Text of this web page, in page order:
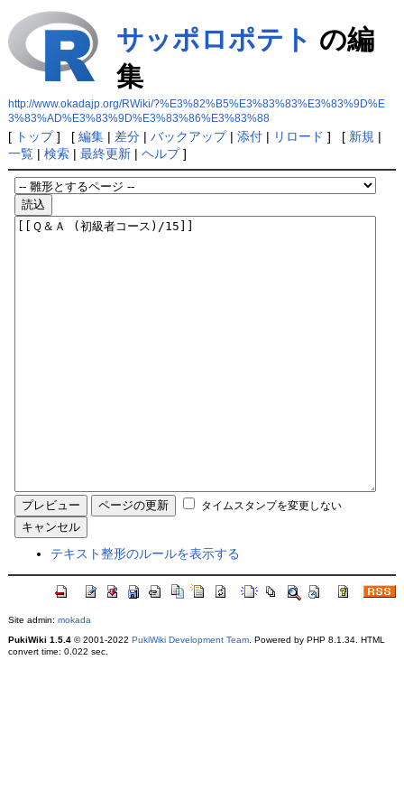
サッポロポテト の編
集
http://www.okadajp.org/RWiki/?%E3%82%B5%E3%83%83%E3%83%9D%E
3%83%AD%E3%83%9D%E3%83%86%E3%83%88
[ トップ] [ 編集| 差分| バックアップ| 添付| リロード ] [ 新規 |
一覧| 検索| 最終更新| ヘルプ]
タイムスタンプを変更しない
テキスト整形のルールを表示する
Site admin: mokada
PukiWiki 1.5.4© 2001-2022 PukiWiki Development Team. Powered by PHP 8.1.34. HTML
convert time: 0.022 sec.